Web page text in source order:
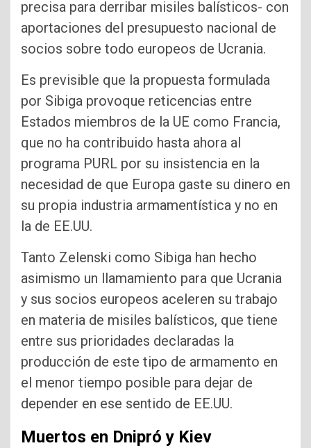
precisa para derribar misiles balísticos- con
aportaciones del presupuesto nacional de
socios sobre todo europeos de Ucrania.
Es previsible que la propuesta formulada
por Sibiga provoque reticencias entre
Estados miembros de la UE como Francia,
que no ha contribuido hasta ahora al
programa PURL por su insistencia en la
necesidad de que Europa gaste su dinero en
su propia industria armamentística y no en
la de EE.UU.
Tanto Zelenski como Sibiga han hecho
asimismo un llamamiento para que Ucrania
y sus socios europeos aceleren su trabajo
en materia de misiles balísticos, que tiene
entre sus prioridades declaradas la
producción de este tipo de armamento en
el menor tiempo posible para dejar de
depender en ese sentido de EE.UU.
Muertos en Dnipró y Kiev